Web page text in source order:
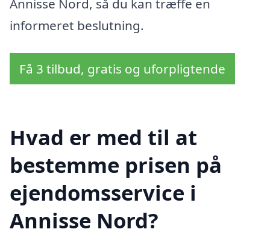
Annisse Nord, så du kan træffe en
informeret beslutning.
Få 3 tilbud, gratis og uforpligtende
Hvad er med til at
bestemme prisen på
ejendomsservice i
Annisse Nord?